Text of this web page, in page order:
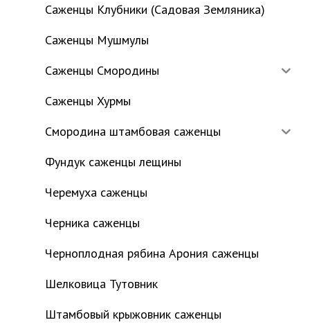
Саженцы Клубники (Садовая Земляника)
Саженцы Мушмулы
Саженцы Смородины
Саженцы Хурмы
Смородина штамбовая саженцы
Фундук саженцы лещины
Черемуха саженцы
Черника саженцы
Черноплодная рябина Арония саженцы
Шелковица Тутовник
Штамбовый крыжовник саженцы